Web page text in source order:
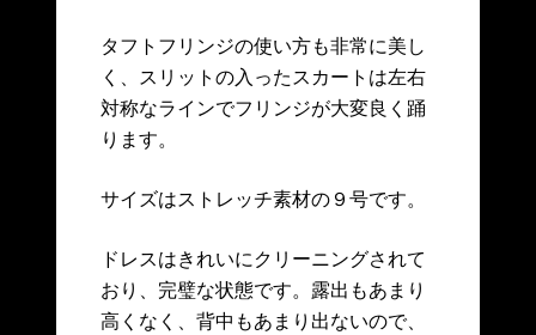
タフトフリンジの使い方も非常に美し
く、スリットの入ったスカートは左右
対称なラインでフリンジが大変良く踊
ります。
サイズはストレッチ素材の９号です。
ドレスはきれいにクリーニングされて
おり、完璧な状態です。露出もあまり
高くなく、背中もあまり出ないので、